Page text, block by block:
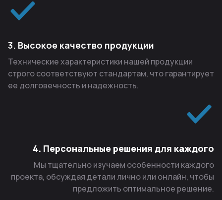
3. Высокое качество продукции
Технические характеристики нашей продукции
строго соответствуют стандартам, что гарантирует
ее долговечность и надежность.
4. Персональные решения для каждого
Мы тщательно изучаем особенности каждого
проекта, обсуждая детали лично или онлайн, чтобы
предложить оптимальное решение.